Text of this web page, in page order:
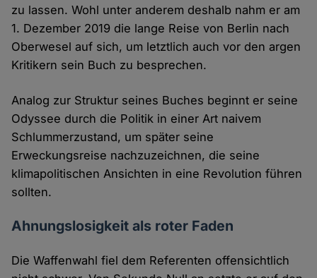
zu lassen. Wohl unter anderem deshalb nahm er am
1. Dezember 2019 die lange Reise von Berlin nach
Oberwesel auf sich, um letztlich auch vor den argen
Kritikern sein Buch zu besprechen.
Analog zur Struktur seines Buches beginnt er seine
Odyssee durch die Politik in einer Art naivem
Schlummerzustand, um später seine
Erweckungsreise nachzuzeichnen, die seine
klimapolitischen Ansichten in eine Revolution führen
sollten.
Ahnungslosigkeit als roter Faden
Die Waffenwahl fiel dem Referenten offensichtlich